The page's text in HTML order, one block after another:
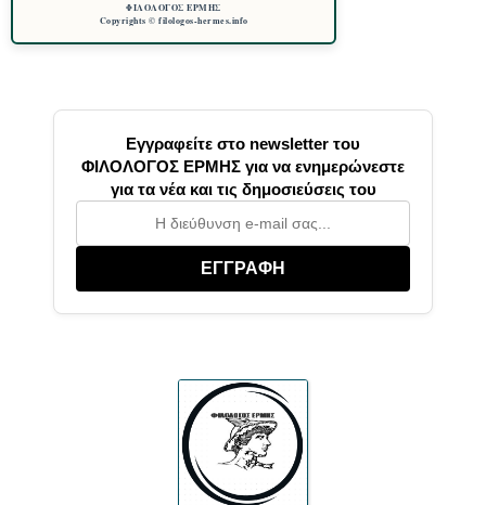
ΦΙΛΟΛΟΓΟΣ ΕΡΜΗΣ
Copyrights © filologos-hermes.info
Εγγραφείτε στο newsletter του
ΦΙΛΟΛΟΓΟΣ ΕΡΜΗΣ για να ενημερώνεστε
για τα νέα και τις δημοσιεύσεις του
ΕΓΓΡΑΦΗ